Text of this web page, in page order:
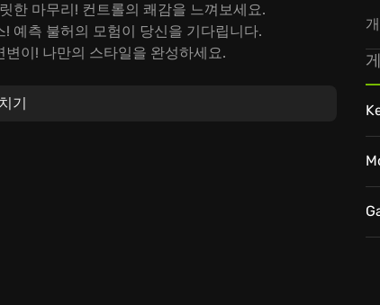
한 마무리! 컨트롤의 쾌감을 느껴보세요.
! 예측 불허의 모험이 당신을 기다립니다.
이! 나만의 스타일을 완성하세요.
기